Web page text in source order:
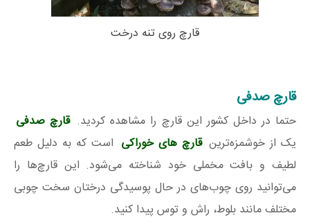
قارچ روی تنه درخت
قارچ صدفی
حتما در داخل کشور این قارچ را مشاهده کردید. قارچ صدفی
یک از خوشمزه‌ترین قارچ های خوراکی است که به دلیل طعم
لطیف و بافت مخملی خود شناخته می‌شود. این قارچ‌ها را
می‌توانید روی چوب‌های در حال پوسیدگی درختان سخت چوبی
مختلف مانند بلوط، راش و توس پیدا کنید.